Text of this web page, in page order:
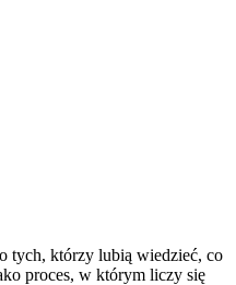
tych, którzy lubią wiedzieć, co
proces, w którym liczy się